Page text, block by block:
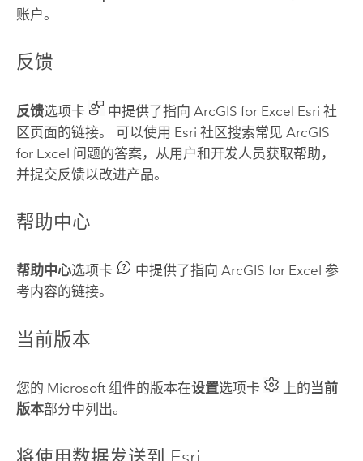
账户。
反馈
反馈选项卡 中提供了指向 ArcGIS for Excel Esri 社
区页面的链接。 可以使用 Esri 社区搜索常见 ArcGIS
for Excel 问题的答案，从用户和开发人员获取帮助，
并提交反馈以改进产品。
帮助中心
帮助中心选项卡 中提供了指向 ArcGIS for Excel 参
考内容的链接。
当前版本
您的 Microsoft组件的版本在设置选项卡 上的当前
版本部分中列出。